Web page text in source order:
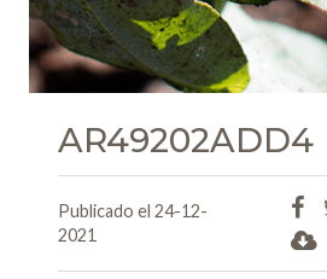
AR49202ADD4
Publicado el 24-12-
2021